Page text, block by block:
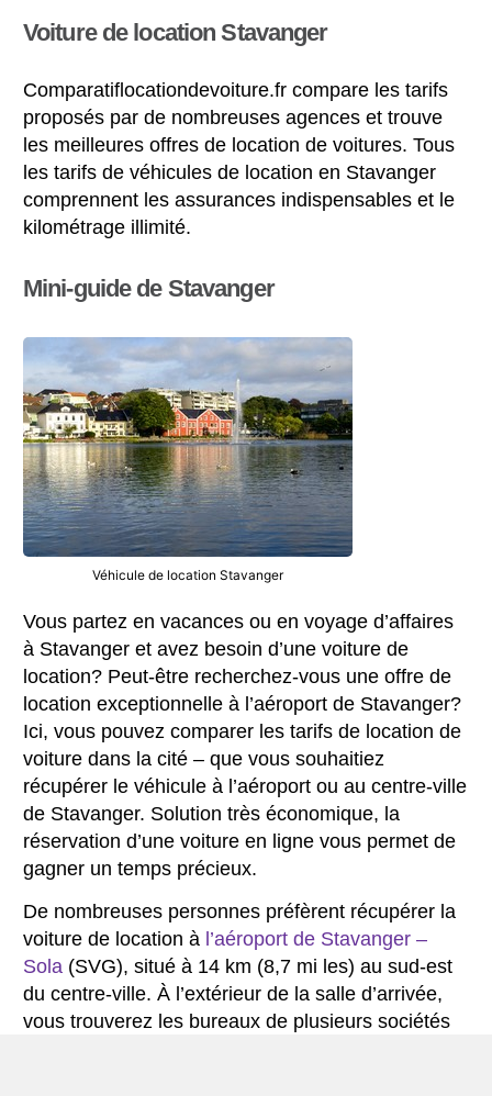
Voiture de location Stavanger
Comparatiflocationdevoiture.fr compare les tarifs
proposés par de nombreuses agences et trouve
les meilleures offres de location de voitures. Tous
les tarifs de véhicules de location en Stavanger
comprennent les assurances indispensables et le
kilométrage illimité.
Mini-guide de Stavanger
Véhicule de location Stavanger
Vous partez en vacances ou en voyage d’affaires
à Stavanger et avez besoin d’une voiture de
location? Peut-être recherchez-vous une offre de
location exceptionnelle à l’aéroport de Stavanger?
Ici, vous pouvez comparer les tarifs de location de
voiture dans la cité – que vous souhaitiez
récupérer le véhicule à l’aéroport ou au centre-ville
de Stavanger. Solution très économique, la
réservation d’une voiture en ligne vous permet de
gagner un temps précieux.
De nombreuses personnes préfèrent récupérer la
voiture de location à l’aéroport de Stavanger –
Sola (SVG), situé à 14 km (8,7 mi les) au sud-est
du centre-ville. À l’extérieur de la salle d’arrivée,
vous trouverez les bureaux de plusieurs sociétés